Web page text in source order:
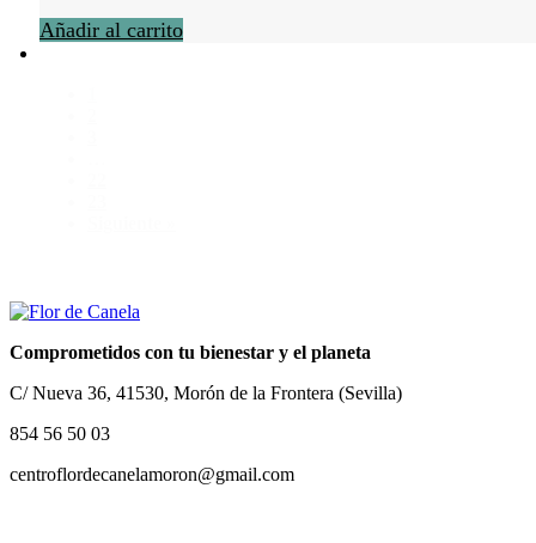
Añadir al carrito
Comprometidos con tu bienestar y el planeta
C/ Nueva 36, 41530, Morón de la Frontera (Sevilla)
854 56 50 03
centroflordecanelamoron@gmail.com